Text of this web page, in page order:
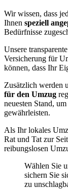
Wir wissen, dass
Ihnen speziell
Bedürfnisse
Unsere
Versicherung für
können, dass Ihr
Zusätzlich werden
für den Umzug
neuesten Stand,
gewährleisten.
Als Ihr lokales
Rat und Tat zur
reibungslosen
Wählen Sie
sichern Sie
zu